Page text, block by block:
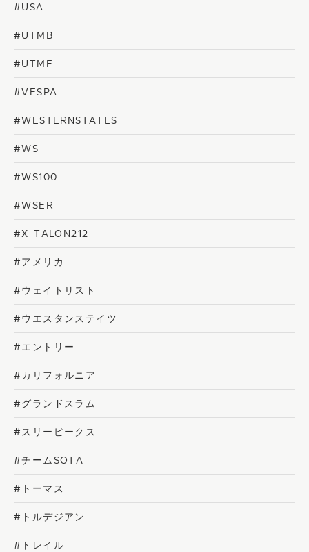
#USA
#UTMB
#UTMF
#VESPA
#WESTERNSTATES
#WS
#WS100
#WSER
#X-TALON212
#アメリカ
#ウェイトリスト
#ウエスタンステイツ
#エントリー
#カリフォルニア
#グランドスラム
#スリーピークス
#チームSOTA
#トーマス
#トルデジアン
#トレイル